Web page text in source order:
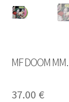
MF DOOM
37.00 €